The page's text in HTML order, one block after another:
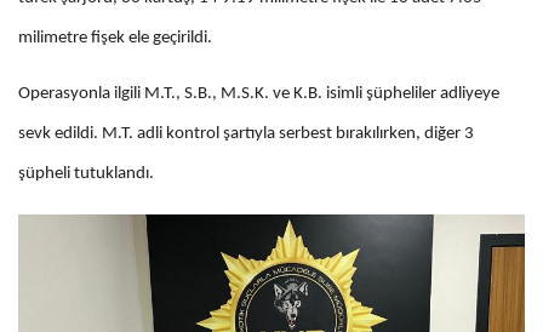
milimetre fişek ele geçirildi.
Operasyonla ilgili M.T., S.B., M.S.K. ve K.B. isimli şüpheliler adliyeye
sevk edildi. M.T. adli kontrol şartıyla serbest bırakılırken, diğer 3
şüpheli tutuklandı.